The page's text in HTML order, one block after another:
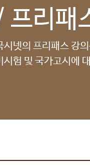
프리패
시넷의 프리패스 강
시험 및 국가고시에